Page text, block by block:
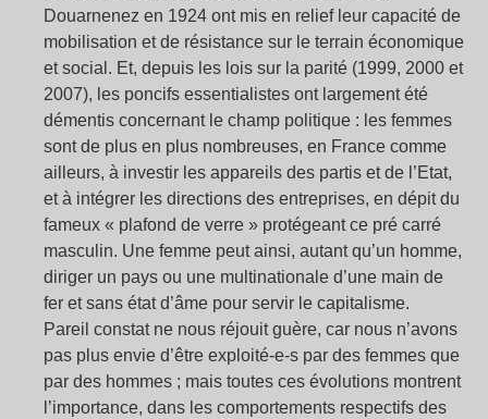
Douarnenez en 1924 ont mis en relief leur capacité de
mobilisation et de résistance sur le terrain économique
et social. Et, depuis les lois sur la parité (1999, 2000 et
2007), les poncifs essentialistes ont largement été
démentis concernant le champ politique : les femmes
sont de plus en plus nombreuses, en France comme
ailleurs, à investir les appareils des partis et de l’Etat,
et à intégrer les directions des entreprises, en dépit du
fameux « plafond de verre » protégeant ce pré carré
masculin. Une femme peut ainsi, autant qu’un homme,
diriger un pays ou une multinationale d’une main de
fer et sans état d’âme pour servir le capitalisme.
Pareil constat ne nous réjouit guère, car nous n’avons
pas plus envie d’être exploité-e-s par des femmes que
par des hommes ; mais toutes ces évolutions montrent
l’importance, dans les comportements respectifs des